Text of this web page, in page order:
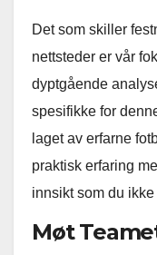
Det som skiller
nettsteder er vår
dyptgående
spesifikke for
laget av erfarne
praktisk erfaring
innsikt som du
Møt